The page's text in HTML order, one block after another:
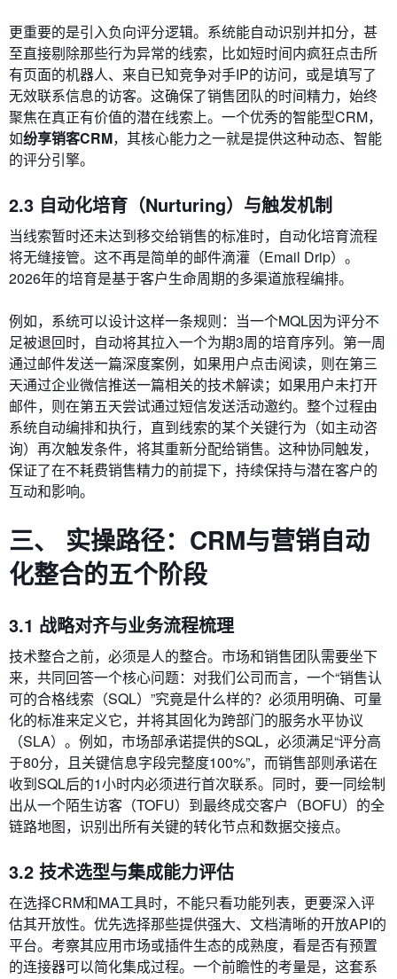
更重要的是引入负向评分逻辑。系统能自动识别并扣分，甚
至直接剔除那些行为异常的线索，比如短时间内疯狂点击所
有页面的机器人、来自已知竞争对手IP的访问，或是填写了
无效联系信息的访客。这确保了销售团队的时间精力，始终
聚焦在真正有价值的潜在线索上。一个优秀的智能型CRM，
如纷享销客CRM，其核心能力之一就是提供这种动态、智能
的评分引擎。
2.3 自动化培育（Nurturing）与触发机制
当线索暂时还未达到移交给销售的标准时，自动化培育流程
将无缝接管。这不再是简单的邮件滴灌（Email Drip）。
2026年的培育是基于客户生命周期的多渠道旅程编排。
例如，系统可以设计这样一条规则：当一个MQL因为评分不
足被退回时，自动将其拉入一个为期3周的培育序列。第一周
通过邮件发送一篇深度案例，如果用户点击阅读，则在第三
天通过企业微信推送一篇相关的技术解读；如果用户未打开
邮件，则在第五天尝试通过短信发送活动邀约。整个过程由
系统自动编排和执行，直到线索的某个关键行为（如主动咨
询）再次触发条件，将其重新分配给销售。这种协同触发，
保证了在不耗费销售精力的前提下，持续保持与潜在客户的
互动和影响。
三、 实操路径：CRM与营销自动
化整合的五个阶段
3.1 战略对齐与业务流程梳理
技术整合之前，必须是人的整合。市场和销售团队需要坐下
来，共同回答一个核心问题：对我们公司而言，一个“销售认
可的合格线索（SQL）”究竟是什么样的？必须用明确、可量
化的标准来定义它，并将其固化为跨部门的服务水平协议
（SLA）。例如，市场部承诺提供的SQL，必须满足“评分高
于80分，且关键信息字段完整度100%”，而销售部则承诺在
收到SQL后的1小时内必须进行首次联系。同时，要一同绘制
出从一个陌生访客（TOFU）到最终成交客户（BOFU）的全
链路地图，识别出所有关键的转化节点和数据交接点。
3.2 技术选型与集成能力评估
在选择CRM和MA工具时，不能只看功能列表，更要深入评
估其开放性。优先选择那些提供强大、文档清晰的开放API的
平台。考察其应用市场或插件生态的成熟度，看是否有预置
的连接器可以简化集成过程。一个前瞻性的考量是，这套系